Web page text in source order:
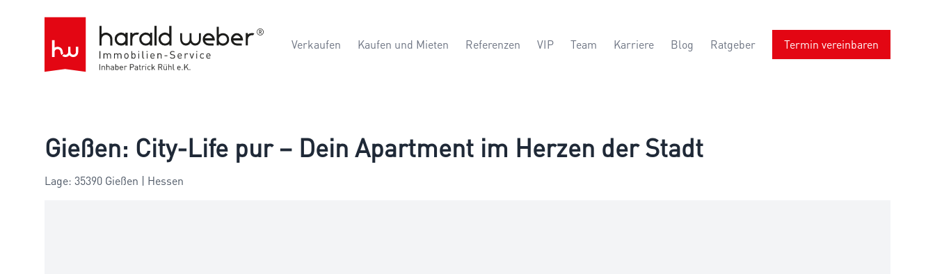
Verkaufen Kaufen und Mieten Referenzen VIP Team Karriere Blog Ratgeber Termin vereinbaren
Gießen: City-Life pur – Dein Apartment im Herzen der Stadt
Lage: 35390 Gießen | Hessen